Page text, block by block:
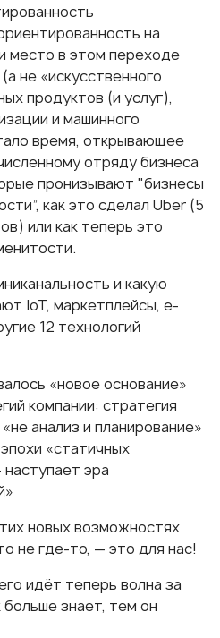
на
место в этом переходе
не «искусственного
продуктов (и услуг),
и машинного
время, открывающее
отряду бизнеса
пронизывают "бизнесы
как это сделал Uber (5
или как теперь это
и какую
IoT, маркетплейсы, е-
12 технологий
«новое основание»
компании: стратегия
анализ и планирование»
«статичных
эра
новых возможностях
не где-то, — это для нас!
идёт теперь волна за
знает, тем он